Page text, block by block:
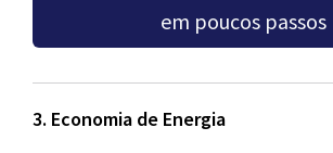
em poucos passos
3. Economia de Energia